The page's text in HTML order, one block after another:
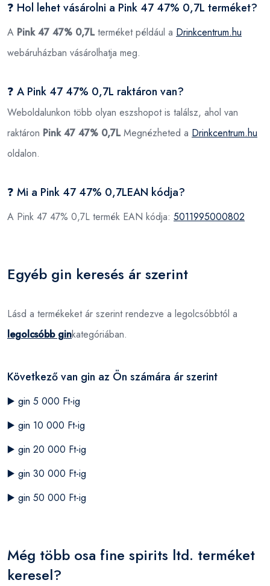
❓ Hol lehet vásárolni a Pink 47 47% 0,7L terméket?
A Pink 47 47% 0,7Lterméket például a Drinkcentrum.hu
webáruházban vásárolhatja meg.
❓ A Pink 47 47% 0,7L raktáron van?
Weboldalunkon több olyan eszshopot is találsz, ahol van
raktáron Pink 47 47% 0,7LMegnézheted a Drinkcentrum.hu
oldalon.
❓ Mi a Pink 47 47% 0,7LEAN kódja?
A Pink 47 47% 0,7L termék EAN kódja: 5011995000802
Egyéb gin keresés ár szerint
Lásd a termékeket ár szerint rendezve a legolcsóbbtól a
legolcsóbb ginkategóriában.
Következő van gin az Ön számára ár szerint
▶️ gin 5 000 Ft-ig
▶️ gin 10 000 Ft-ig
▶️ gin 20 000 Ft-ig
▶️ gin 30 000 Ft-ig
▶️ gin 50 000 Ft-ig
Még több osa fine spirits ltd. terméket
keresel?